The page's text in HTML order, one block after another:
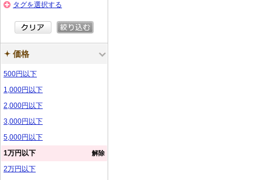
タグを選択する
価格
500円以下
1,000円以下
2,000円以下
3,000円以下
5,000円以下
1万円以下
解除
2万円以下